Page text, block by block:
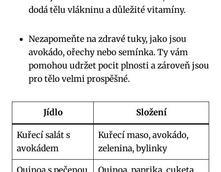
dodá tělu vlákninu a důležité vitamíny.
Nezapomeňte na zdravé tuky, jako jsou
avokádo, ořechy nebo semínka. Ty vám
pomohou udržet pocit plnosti a zároveň jsou
pro tělo velmi prospěšné.
Jídlo Složení
Kuřecí salát s
avokádem
Kuřecí maso, avokádo,
zelenina, bylinky